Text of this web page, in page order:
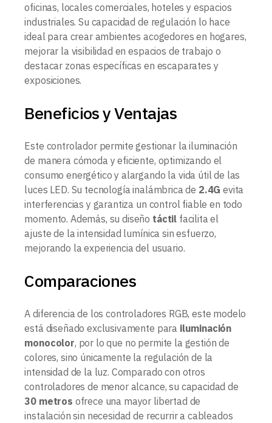
oficinas, locales comerciales, hoteles y espacios
industriales. Su capacidad de regulación lo hace
ideal para crear ambientes acogedores en hogares,
mejorar la visibilidad en espacios de trabajo o
destacar zonas específicas en escaparates y
exposiciones.
Beneficios y Ventajas
Este controlador permite gestionar la iluminación
de manera cómoda y eficiente, optimizando el
consumo energético y alargando la vida útil de las
luces LED. Su tecnología inalámbrica de 2.4G evita
interferencias y garantiza un control fiable en todo
momento. Además, su diseño táctil facilita el
ajuste de la intensidad lumínica sin esfuerzo,
mejorando la experiencia del usuario.
Comparaciones
A diferencia de los controladores RGB, este modelo
está diseñado exclusivamente para iluminación
monocolor, por lo que no permite la gestión de
colores, sino únicamente la regulación de la
intensidad de la luz. Comparado con otros
controladores de menor alcance, su capacidad de
30 metros ofrece una mayor libertad de
instalación sin necesidad de recurrir a cableados